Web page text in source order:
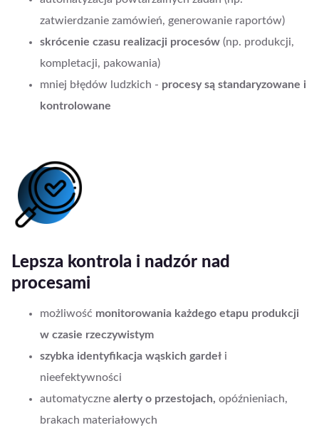
zatwierdzanie zamówień, generowanie raportów)
skrócenie czasu realizacji procesów (np. produkcji,
kompletacji, pakowania)
mniej błędów ludzkich - procesy są standaryzowane i
kontrolowane
Lepsza kontrola i nadzór nad
procesami
możliwość monitorowania każdego etapu produkcji
w czasie rzeczywistym
szybka identyfikacja wąskich gardeł i
nieefektywności
automatyczne alerty o przestojach, opóźnieniach,
brakach materiałowych